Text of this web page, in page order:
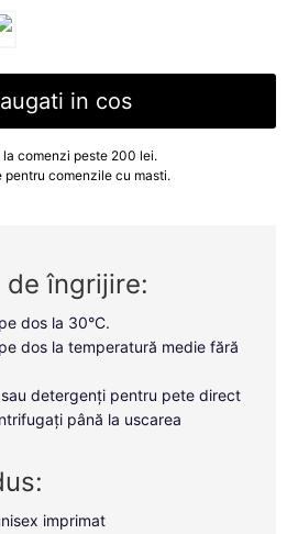
in cos
comenzi peste 200 lei.
comenzile cu masti.
îngrijire:
dos la 30°C.
dos la temperatură medie fără
detergenți pentru pete direct
până la uscarea
imprimat